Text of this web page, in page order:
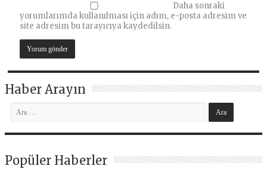
Daha sonraki
yorumlarımda kullanılması için adım, e-posta adresim ve
site adresim bu tarayıcıya kaydedilsin.
Haber Arayın
Popüler Haberler